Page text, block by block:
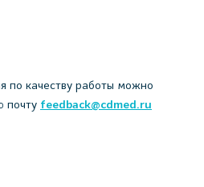
по качеству работы можно
почту feedback@cdmed.ru